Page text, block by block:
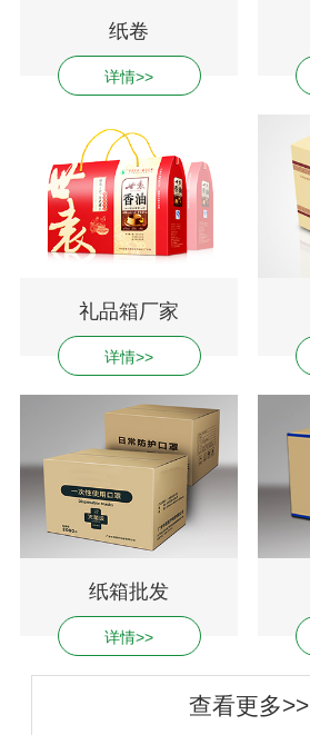
纸卷
详情>>
礼品箱厂家
详情>>
纸箱批发
详情>>
查看更多>>